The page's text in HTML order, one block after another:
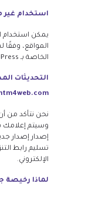
استخدام غير
يمكن استخدام
الخاصة بـ WordPress.
نحن نتأكد من
وسيتم إعلامك
تسليم رابط
الإلكتروني.
لماذا رخيصة